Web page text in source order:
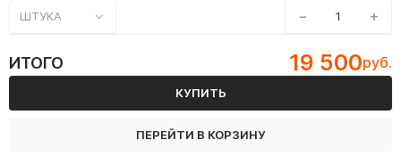
ШТУКА − +
ИТОГО 19 500руб.
КУПИТЬ
ПЕРЕЙТИ В КОРЗИНУ